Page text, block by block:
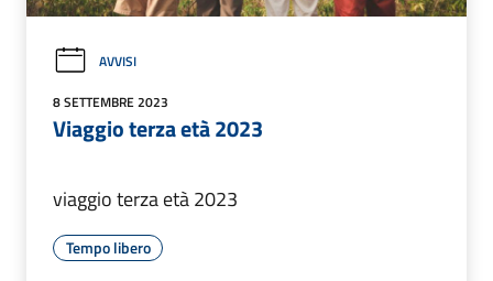
AVVISI
8 SETTEMBRE 2023
Viaggio terza età 2023
viaggio terza età 2023
Tempo libero